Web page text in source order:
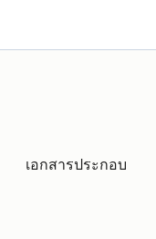
เอกสารประกอบ